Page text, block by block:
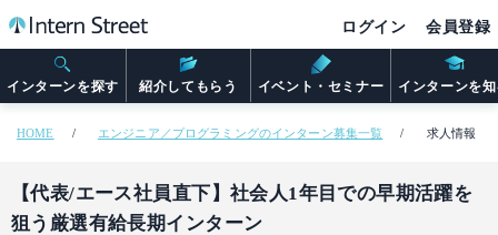
インターンを探す 紹介してもらう イベント・セミナー インターンを
ログイン 会員登録
HOME エンジニア／プログラミングのインターン募集一覧 求人情報
【代表/エース社員直下】社会人1年目での早期活躍を
狙う厳選有給長期インターン